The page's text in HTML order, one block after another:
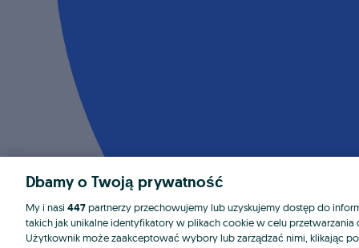
Dbamy o Twoją prywatność
My i nasi 447partnerzy przechowujemy lub uzyskujemy dostęp do
takich jak unikalne identyfikatory w plikach cookie w celu przetwarzania
Użytkownik może zaakceptować wybory lub zarządzać nimi, klikając